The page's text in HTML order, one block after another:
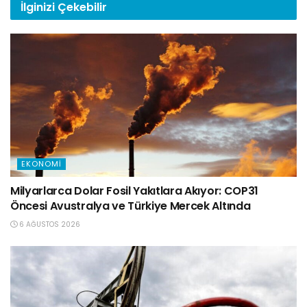
İlginizi Çekebilir
EKONOMI
Milyarlarca Dolar Fosil Yakıtlara Akıyor: COP31
Öncesi Avustralya ve Türkiye Mercek Altında
6 AĞUSTOS 2026